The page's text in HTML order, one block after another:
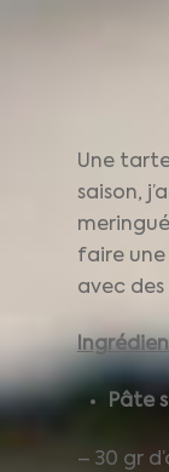
Une
saison,
faire
avec
Pâte
– 30 gr